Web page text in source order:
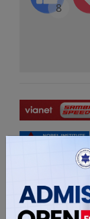
8
सम्बंधित